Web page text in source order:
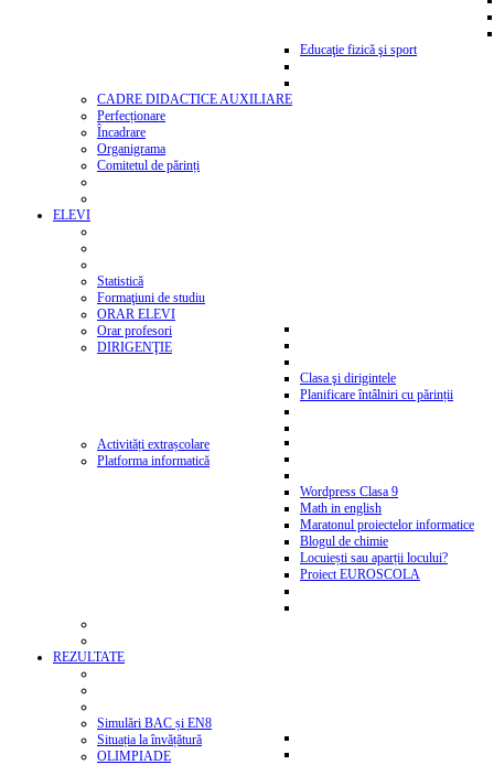
Educaţie fizică şi sport
CADRE DIDACTICE AUXILIARE
Perfecționare
Încadrare
Organigrama
Comitetul de părinți
ELEVI
Statistică
Formaţiuni de studiu
ORAR ELEVI
Orar profesori
DIRIGENŢIE
Clasa şi dirigintele
Planificare întâlniri cu părinții
Activități extrașcolare
Platforma informatică
Wordpress Clasa 9
Math in english
Maratonul proiectelor informatice
Blogul de chimie
Locuiești sau aparții locului?
Proiect EUROSCOLA
REZULTATE
Simulări BAC și EN8
Situația la învățătură
OLIMPIADE